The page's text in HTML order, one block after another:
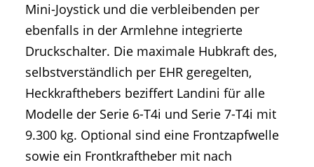
Mini-Joystick und die verbleibenden per
ebenfalls in der Armlehne integrierte
Druckschalter. Die maximale Hubkraft des,
selbstverständlich per EHR geregelten,
Heckkrafthebers beziffert Landini für alle
Modelle der Serie 6-T4i und Serie 7-T4i mit
9.300 kg. Optional sind eine Frontzapfwelle
sowie ein Frontkraftheber mit nach